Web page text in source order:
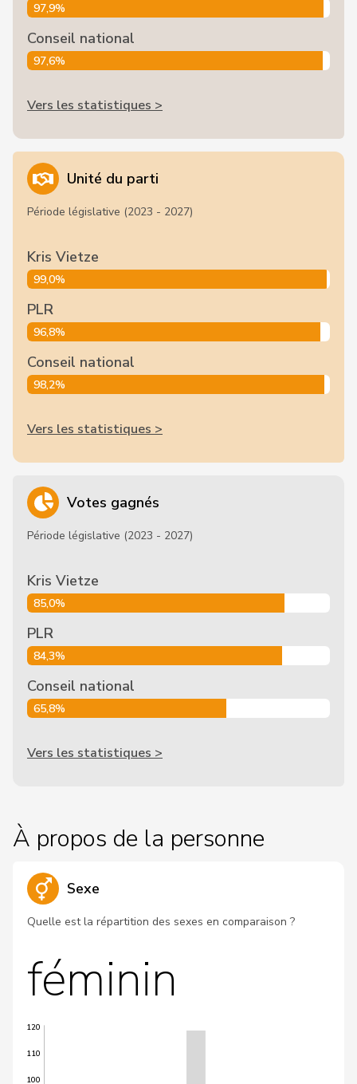
97,9%
Conseil national
97,6%
Vers les statistiques >
Unité du parti
Période législative (2023 - 2027)
Kris Vietze
99,0%
PLR
96,8%
Conseil national
98,2%
Vers les statistiques >
Votes gagnés
Période législative (2023 - 2027)
Kris Vietze
85,0%
PLR
84,3%
Conseil national
65,8%
Vers les statistiques >
À propos de la personne
Sexe
Quelle est la répartition des sexes en comparaison ?
féminin
100
110
120